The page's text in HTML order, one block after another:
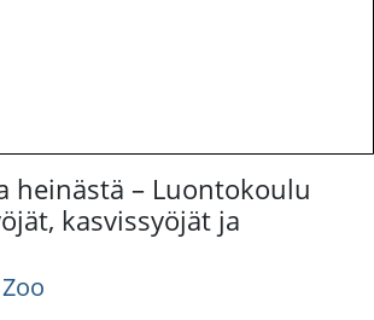
heinästä – Luontokoulu
kasvissyöjät ja